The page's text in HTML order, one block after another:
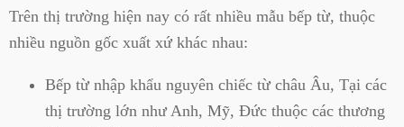
Trên thị trường hiện nay có rất nhiều mẫu bếp từ, thuộc
nhiều nguồn gốc xuất xứ khác nhau:
Bếp từ nhập khẩu nguyên chiếc từ châu Âu, Tại các
thị trường lớn như Anh, Mỹ, Đức thuộc các thương